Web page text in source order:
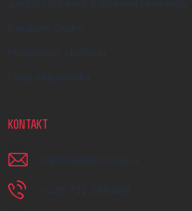
Zakázky na míru a dárkové předměty
Kreativní Česko
Hodnocení obchodu
Moje objednávka
KONTAKT
napiste @ earplugs.cz
+420 731 389 483